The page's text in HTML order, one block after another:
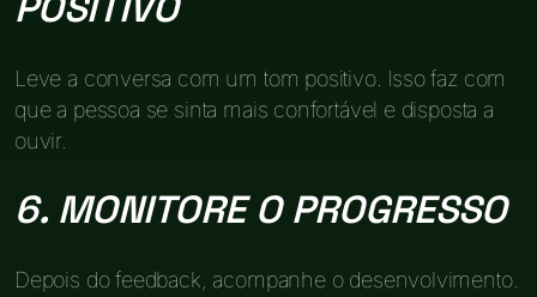
Leve a conversa com um tom positivo. Isso faz com
que a pessoa se sinta mais confortável e disposta a
ouvir.
6. MONITORE O PROGRESSO
Depois do feedback, acompanhe o desenvolvimento.